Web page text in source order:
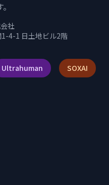
社
4-1 日土地ビル2階
Ultrahuman SOXAI